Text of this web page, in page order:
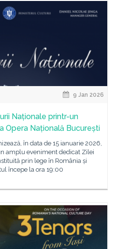
9 Jan 2026
Naționale printr-un
Opera Națională București
în data de 15 ianuarie 2026,
amplu eveniment dedicat Zilei
prin lege în România și
începe la ora 19:00